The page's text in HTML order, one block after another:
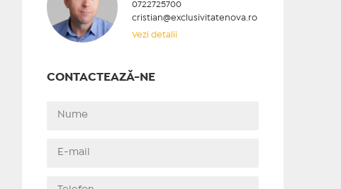
0722725700
cristian@exclusivitatenova.ro
Vezi detalii
CONTACTEAZĂ-NE